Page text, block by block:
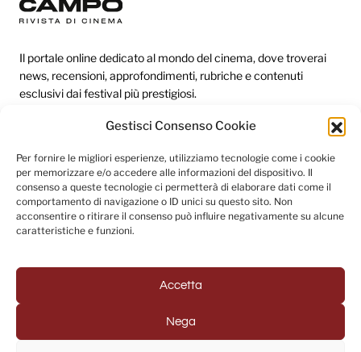
Gestisci Consenso Cookie
Per fornire le migliori esperienze, utilizziamo tecnologie come i cookie
per memorizzare e/o accedere alle informazioni del dispositivo. Il
consenso a queste tecnologie ci permetterà di elaborare dati come il
comportamento di navigazione o ID unici su questo sito. Non
acconsentire o ritirare il consenso può influire negativamente su alcune
caratteristiche e funzioni.
Accetta
Nega
Il portale online dedicato al mondo del cinema, dove troverai
news, recensioni, approfondimenti, rubriche e contenuti
esclusivi dai festival più prestigiosi.
Redazione
Categorie
Link utili
Seguici sui social